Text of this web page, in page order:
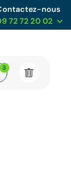
nous
72 72 20 02
3